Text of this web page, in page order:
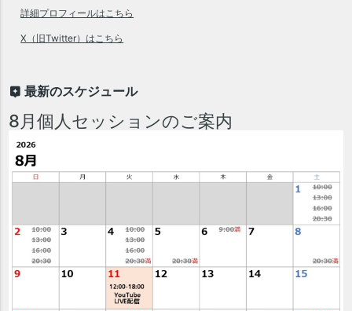
詳細プロフィールはこちら
X（旧Twitter）はこちら
最新のスケジュール
8月個人セッションのご案内